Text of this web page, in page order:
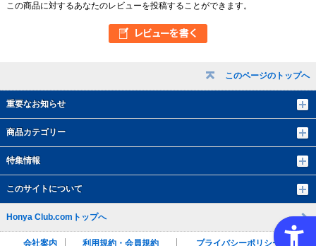
このページのトップへ
重要なお知らせ
商品カテゴリー
特集情報
このサイトについて
この商品に対するあなたのレビューを投稿することができます。
Honya Club.comトップへ
会社案内 利用規約・会員規約 プライバシーポリシー